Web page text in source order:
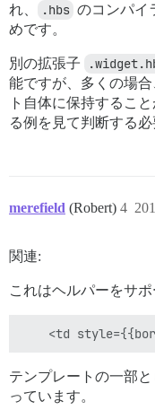
れ、
.hbs のコンパイ
めです。
別の拡張子
能ですが、多くの場
ト自体に保持するこ
る例を見て判断する必
merefield (Robert) 4
関連:
これはヘルパーをサ
テンプレートの一部
っています。